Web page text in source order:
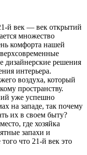
й век — век открытий
множество
комфорта нашей
дизайнерские решения
интерьера.
воздуха, который
пространству.
уже успешно
на западе, так почему
их в своем быту?
где хозяйка
запахи и
что 21-й век это